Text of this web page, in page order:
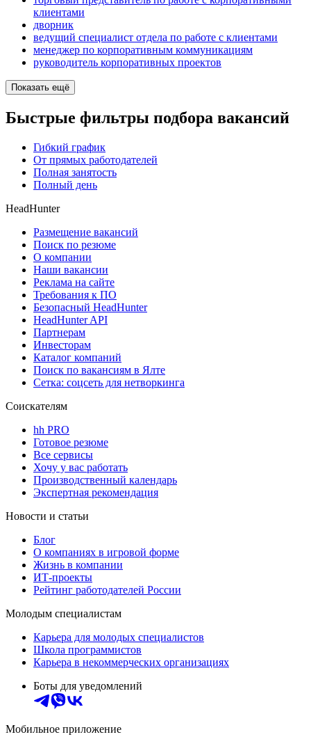
клиентами
дворник
ведущий специалист отдела по работе с клиентами
менеджер по корпоративным коммуникациям
руководитель корпоративных проектов
Показать ещё
Быстрые фильтры подбора вакансий
Гибкий график
От прямых работодателей
Полная занятость
Полный день
HeadHunter
Размещение вакансий
Поиск по резюме
О компании
Наши вакансии
Реклама на сайте
Требования к ПО
Безопасный HeadHunter
HeadHunter API
Партнерам
Инвесторам
Каталог компаний
Поиск по вакансиям в Ялте
Сетка: соцсеть для нетворкинга
Соискателям
hh PRO
Готовое резюме
Все сервисы
Хочу у вас работать
Производственный календарь
Экспертная рекомендация
Новости и статьи
Блог
О компаниях в игровой форме
Жизнь в компании
ИТ-проекты
Рейтинг работодателей России
Молодым специалистам
Карьера для молодых специалистов
Школа программистов
Карьера в некоммерческих организациях
Боты для уведомлений
Мобильное приложение